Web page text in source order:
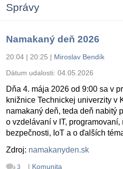
Správy
Namakaný deň 2026
20.04 | 20:25 | Miroslav Bendík
Dátum udalosti: 04.05.2026
Dňa 4. mája 2026 od 9:00 sa v
knižnice Technickej univerzity v
namakaný deň, teda deň nabitý
o vzdelávaní v IT, programovaní,
bezpečnosti, IoT a o ďalších
Zdroj: namakanyden.sk
3 | Komunita